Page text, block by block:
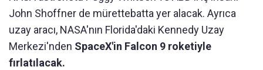
John Shoffner de mürettebatta yer alacak. Ayrıca
uzay aracı, NASA'nın Florida'daki Kennedy Uzay
Merkezi'nden SpaceX'in Falcon 9 roketiyle
fırlatılacak.